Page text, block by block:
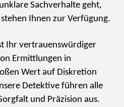
Sachverhalte geht,
Ihnen zur Verfügung.
Ihr vertrauenswürdiger
Ermittlungen in
Wert auf Diskretion
Detektive führen alle
und Präzision aus.